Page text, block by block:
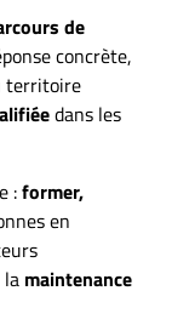
de
concrète,
territoire
dans les
:former,
en
la maintenance